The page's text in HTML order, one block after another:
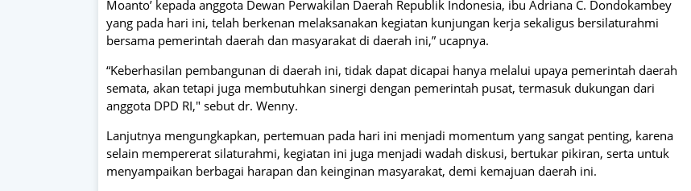
Moanto’ kepada anggota Dewan Perwakilan Daerah Republik Indonesia, ibu Adriana C. Dondokambey
yang pada hari ini, telah berkenan melaksanakan kegiatan kunjungan kerja sekaligus bersilaturahmi
bersama pemerintah daerah dan masyarakat di daerah ini,” ucapnya.
“Keberhasilan pembangunan di daerah ini, tidak dapat dicapai hanya melalui upaya pemerintah daerah
semata, akan tetapi juga membutuhkan sinergi dengan pemerintah pusat, termasuk dukungan dari
anggota DPD RI," sebut dr. Wenny.
Lanjutnya mengungkapkan, pertemuan pada hari ini menjadi momentum yang sangat penting, karena
selain mempererat silaturahmi, kegiatan ini juga menjadi wadah diskusi, bertukar pikiran, serta untuk
menyampaikan berbagai harapan dan keinginan masyarakat, demi kemajuan daerah ini.